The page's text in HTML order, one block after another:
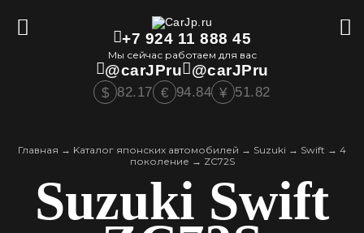
+7 924 11 888 45
Мы сейчас работаем для вас
@carJPru @carJPru
$ 82.17 € 94.84 ¥ 51.82
Главная → Kаталог японских автомобилей → Suzuki → Swift → 4
поколение → ZC72S
Suzuki Swift